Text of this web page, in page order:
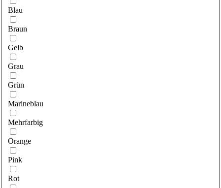
Blau
Braun
Gelb
Grau
Grün
Marineblau
Mehrfarbig
Orange
Pink
Rot